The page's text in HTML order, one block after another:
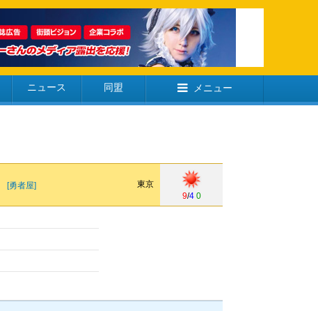
ニュース 同盟 メニュー
[勇者屋]
東京
9/4 0